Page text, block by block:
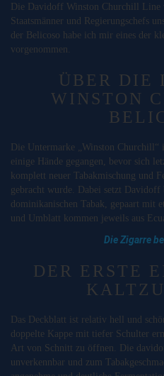
Die Davidoff Winston Churchill Line
Staatsmänner und Regierungschefs
der Belicoso habe ich mir eines der
vorgenommen.
ÜBER DIE
WINSTON
Die Untermarke „Winston Churchill“
einige Hände gegangen, bevor sich
komplett neuer Tabakmischung und
gebracht wurde. Dabei setzt
dominikanischen Tabak, gepaart mit
und Umblatt kommen jeweils aus
Die Zigarre
DER ERSTE
Das Deckblatt ist relativ hell und
doppelte Kappe mit tiefer Schulter
Art von Schnitt zu öffnen. Die
unverkennbar und zum